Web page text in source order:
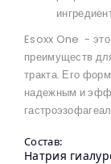
Esoxx One - это
преимуществ
тракта. Его
надежным и
Состав:
Натрия